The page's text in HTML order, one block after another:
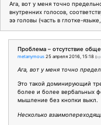
Ага, вот у меня точно
внутренних голосов,
ээ головы (часть в глотке-
Проблема – отсутствие
metanymous 25 апреля 2016, 15:18 (
Ага, вот у меня точно
Это такой доминирующий
более и более вербальных
мышление без кнопки выкл.
Несколько